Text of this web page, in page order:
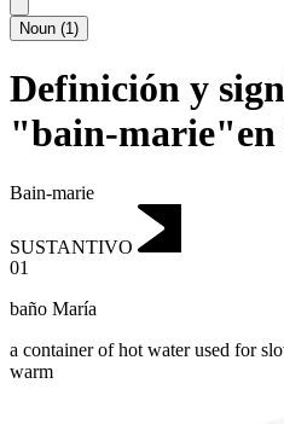
Noun (1)
Definición y
"bain-marie"en
Bain-marie
SUSTANTIVO
01
baño María
a container of hot water used for
warm